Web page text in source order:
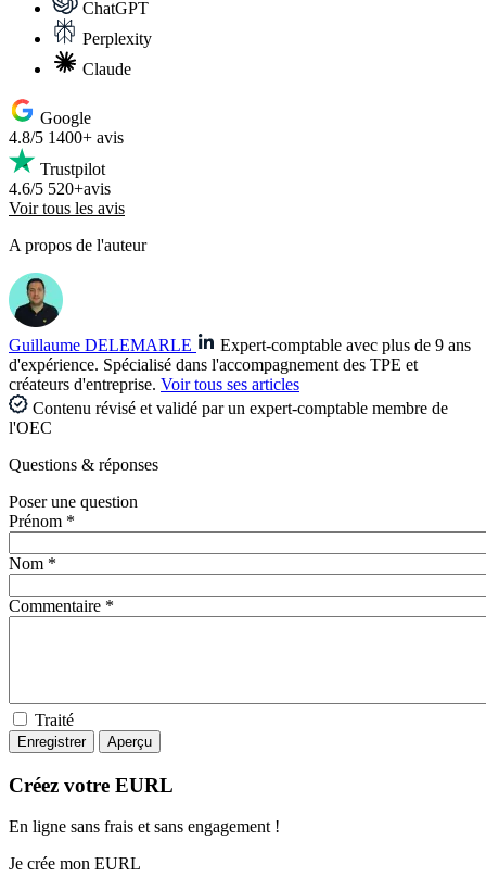
ChatGPT
Perplexity
Claude
Google
4.8/5 1400+ avis
Trustpilot
4.6/5 520+avis
Voir tous les avis
A propos de l'auteur
Guillaume DELEMARLE
Expert-comptable avec plus de 9 ans
d'expérience. Spécialisé dans l'accompagnement des TPE et
créateurs d'entreprise. Voir tous ses articles
Contenu révisé et validé par un expert-comptable membre de
l'OEC
Questions & réponses
Poser une question
Prénom *
Nom *
Commentaire *
Traité
Créez votre EURL
En ligne sans frais et sans engagement !
Je crée mon EURL